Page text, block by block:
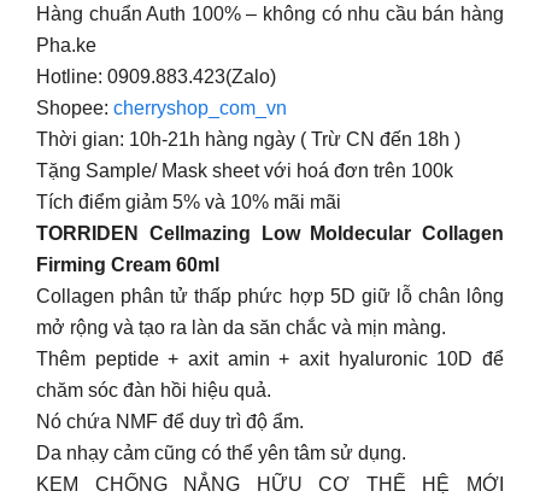
Hàng chuẩn Auth 100% – không có nhu cầu bán hàng
Pha.ke
Hotline: 0909.883.423(Zalo)
Shopee: cherryshop_com_vn
Thời gian: 10h-21h hàng ngày ( Trừ CN đến 18h )
Tặng Sample/ Mask sheet với hoá đơn trên 100k
Tích điểm giảm 5% và 10% mãi mãi
TORRIDEN Cellmazing Low Moldecular Collagen
Firming Cream 60ml
Collagen phân tử thấp phức hợp 5D giữ lỗ chân lông
mở rộng và tạo ra làn da săn chắc và mịn màng.
Thêm peptide + axit amin + axit hyaluronic 10D để
chăm sóc đàn hồi hiệu quả.
Nó chứa NMF để duy trì độ ẩm.
Da nhạy cảm cũng có thể yên tâm sử dụng.
KEM CHỐNG NẮNG HỮU CƠ THẾ HỆ MỚI